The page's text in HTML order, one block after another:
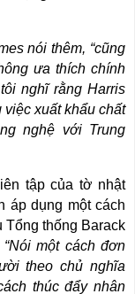
nói thêm, “cũng
ưa thích chính
nghĩ rằng Harris
việc xuất khẩu chất
nghệ với Trung
tập của tờ nhật
áp dụng một cách
Tổng thống Barack
“Nói một cách đơn
theo chủ nghĩa
thúc đẩy nhân